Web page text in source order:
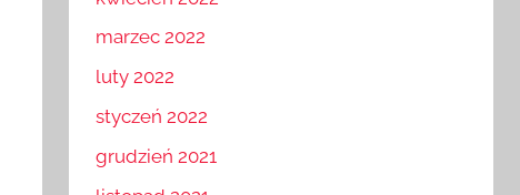
luty 2022
styczeń 2022
grudzień 2021